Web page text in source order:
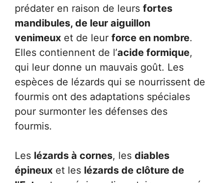
prédater en raison de leurs fortes
mandibules, de leur aiguillon
venimeux et de leur force en nombre.
Elles contiennent de l’acide formique,
qui leur donne un mauvais goût. Les
espèces de lézards qui se nourrissent de
fourmis ont des adaptations spéciales
pour surmonter les défenses des
fourmis.
Les lézards à cornes, les diables
épineux et les lézards de clôture de